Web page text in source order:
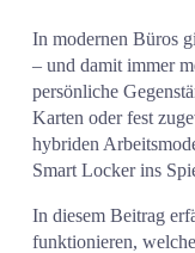
In modernen Büros
– und damit immer
persönliche
Karten oder fest
hybriden
Smart Locker ins
In diesem Beitrag
funktionieren,